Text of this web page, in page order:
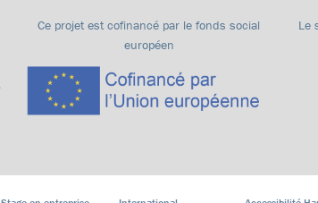
Ce projet est cofinancé par le fonds social
européen
Le